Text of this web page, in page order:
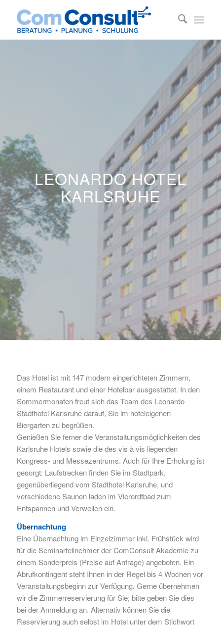
LEONARDO HOTEL
KARLSRUHE
Das Hotel ist mit 147 modern eingerichteten Zimmern,
einem Restaurant und einer Hotelbar ausgestattet. In den
Sommermonaten freut sich das Team des Leonardo
Stadthotel Karlsruhe darauf, Sie im hoteleigenen
Biergarten zu begrüßen.
Genießen Sie ferner die Veranstaltungsmöglichkeiten des
Karlsruhe Hotels sowie die des vis à vis liegenden
Kongress- und Messezentrums. Auch für Ihre Erholung ist
gesorgt: Laufstrecken finden Sie im Stadtpark,
gegenüberliegend vom Stadthotel Karlsruhe, und
verschiedene Saunen laden im Vierordtbad zum
Entspannen und Verweilen ein.
Übernachtung
Eine Übernachtung im Einzelzimmer inkl. Frühstück wird
für die Seminarteilnehmer der ComConsult Akademie zu
einem Sonderpreis (Preise auf Anfrage) angeboten. Ein
Abrufkontingent steht Ihnen in der Regel bis 4 Wochen vor
Veranstaltungsbeginn zur Verfügung. Gerne übernehmen
wir die Zimmerreservierung für Sie; bitte geben Sie dies
bei der Anmeldung an. Alternativ können Sie die
Reservierung auch selbst im Hotel unter dem Stichwort